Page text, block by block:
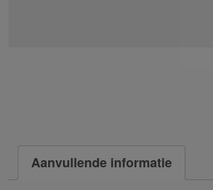
Aanvullende informatie